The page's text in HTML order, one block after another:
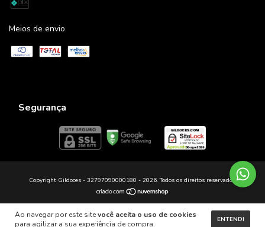
Ao navegar por este sitevocê aceita o uso de cookies
para agilizar a sua experiência de compra.
ENTENDI
Meios de envio
Segurança
Copyright Gildoces - 32797090000180 - 2026. Todos os direitos reservados.